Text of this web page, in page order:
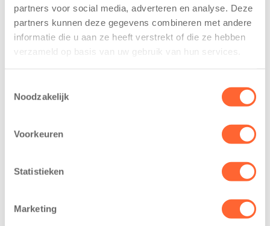
partners voor social media, adverteren en analyse. Deze
partners kunnen deze gegevens combineren met andere
informatie die u aan ze heeft verstrekt of die ze hebben
verzameld op basis van uw gebruik van hun services.
Noodzakelijk
Voorkeuren
Statistieken
Marketing
Kinderen BSO
De
Westerburcht
trainen alvast
Mini 4 Mijl
7 augustus 2026
2026 – Kinderen
Eelde trainden
voor de Kids First
Kids First
tekent
koopcontract
voor nieuw
wijk Wiarda in
realisatie van een